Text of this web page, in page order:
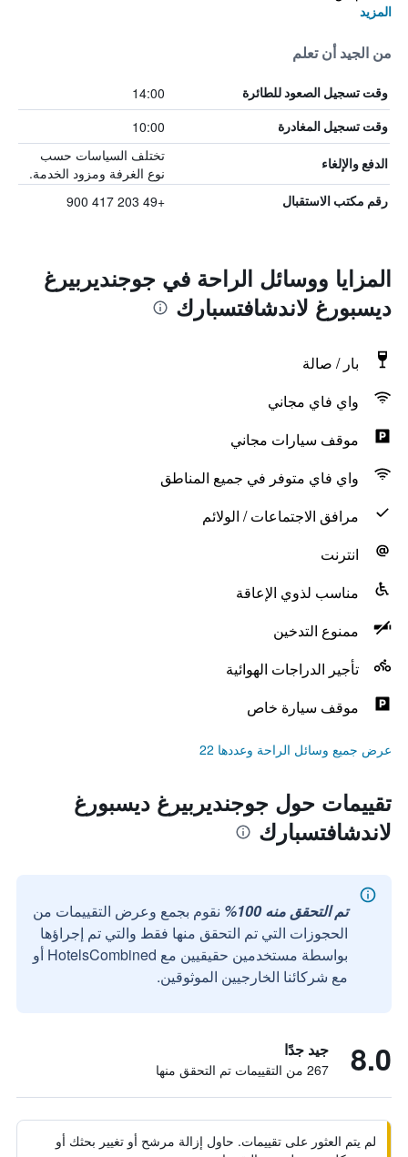
المزيد
من الجيد أن تعلم
وقت تسجيل الصعود للطائرة 14:00
وقت تسجيل المغادرة 10:00
الدفع والإلغاء
تختلف السياسات حسب
نوع الغرفة ومزود الخدمة.
رقم مكتب الاستقبال +49 203 417 900
المزايا ووسائل الراحة في جوجنديربيرغ
ديسبورغ لاندشافتسبارك
بار / صالة
واي فاي مجاني
موقف سيارات مجاني
واي فاي متوفر في جميع المناطق
مرافق الاجتماعات / الولائم
انترنت
مناسب لذوي الإعاقة
ممنوع التدخين
تأجير الدراجات الهوائية
موقف سيارة خاص
عرض جميع وسائل الراحة وعددها 22
تقييمات حول جوجنديربيرغ ديسبورغ
لاندشافتسبارك
تم التحقق منه 100%
نقوم بجمع وعرض التقييمات من
الحجوزات التي تم التحقق منها فقط والتي تم إجراؤها
بواسطة مستخدمين حقيقيين مع HotelsCombined أو
مع شركائنا الخارجيين الموثوقين.
8.0 جيد جدًا
267 من التقييمات تم التحقق منها
لم يتم العثور على تقييمات. حاول إزالة مرشح أو تغيير بحثك أو